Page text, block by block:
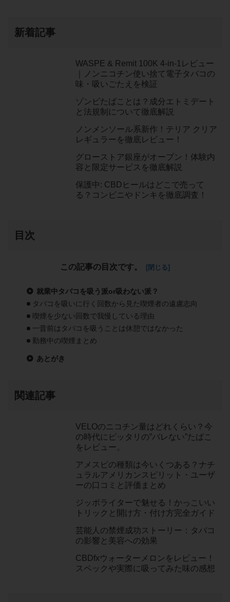
新着記事
WASPE & Remit 100K 4-in-1レビュー
｜ノンニコチン使い捨て電子タバコの
味・吸いごたえを検証
ゾンビたばことは？成分エトミデート
と法規制について徹底解説
ノンメンソール系新作！テリア クリア
レギュラーを徹底レビュー！
グローストア銀座がオープン！体験内
容と限定サービスを徹底解説
保護中: CBDヒールはどこで売って
る？コンビニやドンキを徹底調査！
目次
この記事の目次です。
就業中タバコを吸う派or吸わない派？
タバコを吸いに行く回数から見た喫煙者の遠慮志向
喫煙を少ない回数で我慢している理由
一昔前はタバコを吸うことは休憩ではなかった
勤務中の喫煙まとめ
あとがき
関連記事
VELOのニコチン量はどれくらい？今
の時代にピッタリの”バレない”たばこ
をレビュー。
アメスピの種類は今いくつある？ナチ
ュラルアメリカンスピリット・ユーザ
ーの口コミと評価まとめ
ジッポライターで魅せる！かっこいい
トリックと開け方・付け方完全ガイド
芸能人の禁煙成功ストーリー：タバコ
の影響と美容への効果
CBDfxウォーターメロンをレビュー！
スペックや実際に吸ってみた味の感想